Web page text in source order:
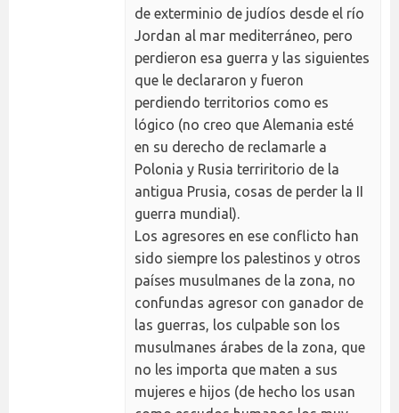
de exterminio de judíos desde el río
Jordan al mar mediterráneo, pero
perdieron esa guerra y las siguientes
que le declararon y fueron
perdiendo territorios como es
lógico (no creo que Alemania esté
en su derecho de reclamarle a
Polonia y Rusia terriritorio de la
antigua Prusia, cosas de perder la II
guerra mundial).
Los agresores en ese conflicto han
sido siempre los palestinos y otros
países musulmanes de la zona, no
confundas agresor con ganador de
las guerras, los culpable son los
musulmanes árabes de la zona, que
no les importa que maten a sus
mujeres e hijos (de hecho los usan